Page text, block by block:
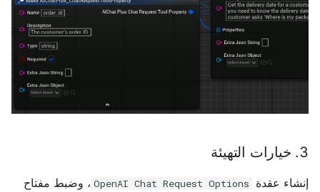
3. خيارات التهيئة
إنشاء عقدة OpenAI Chat Request Options ، وضبط مفتاح